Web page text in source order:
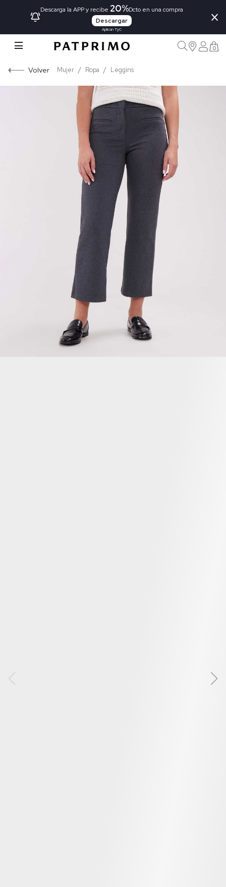
Descarga la APP y recibe 20%Dcto en una compra
Descargar
Aplican TyC
×
0
Volver Mujer Ropa Leggins